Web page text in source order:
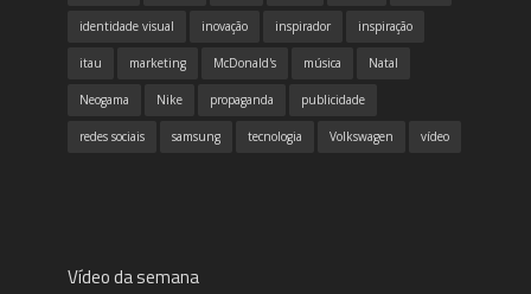
identidade visual inovação inspirador inspiração
itau marketing McDonald's música Natal
Neogama Nike propaganda publicidade
redes sociais samsung tecnologia Volkswagen vídeo
Vídeo da semana